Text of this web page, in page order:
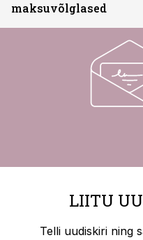
maksuvõlglased
LIITU
Telli uudiskiri ning